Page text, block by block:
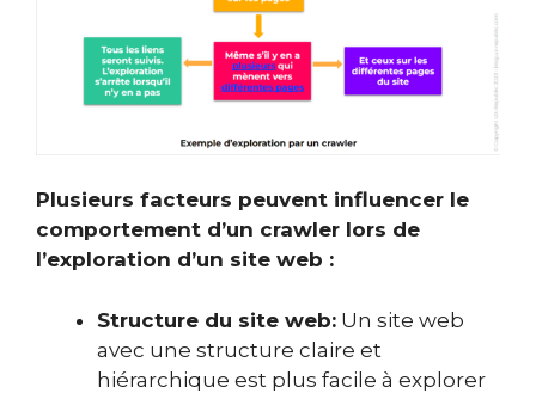
Plusieurs facteurs peuvent influencer le
comportement d’un crawler lors de
l’exploration d’un site web :
Structure du site web: Un site web
avec une structure claire et
hiérarchique est plus facile à explorer